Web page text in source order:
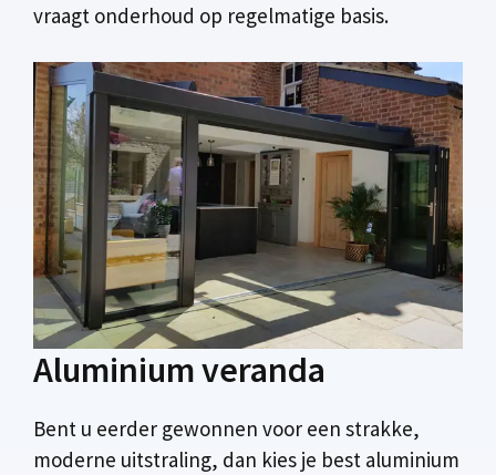
vraagt onderhoud op regelmatige basis.
Aluminium veranda
Bent u eerder gewonnen voor een strakke,
moderne uitstraling, dan kies je best aluminium